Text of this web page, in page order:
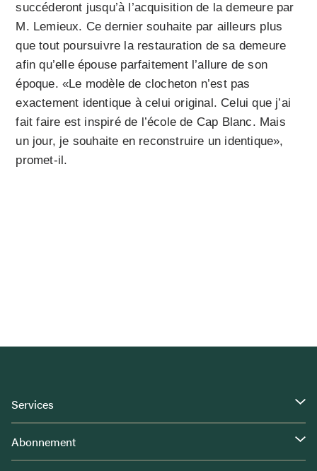
succéderont jusqu’à l’acquisition de la demeure par
M. Lemieux. Ce dernier souhaite par ailleurs plus
que tout poursuivre la restauration de sa demeure
afin qu’elle épouse parfaitement l’allure de son
époque. «Le modèle de clocheton n’est pas
exactement identique à celui original. Celui que j’ai
fait faire est inspiré de l’école de Cap Blanc. Mais
un jour, je souhaite en reconstruire un identique»,
promet-il.
Services
Abonnement